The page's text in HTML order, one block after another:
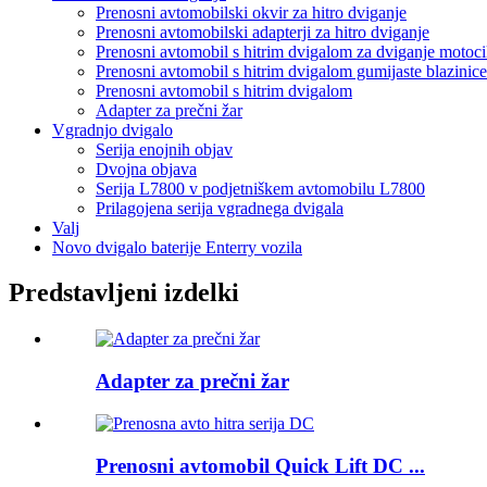
Prenosni avtomobilski okvir za hitro dviganje
Prenosni avtomobilski adapterji za hitro dviganje
Prenosni avtomobil s hitrim dvigalom za dviganje
Prenosni avtomobil s hitrim dvigalom gumijaste blazinice
Prenosni avtomobil s hitrim dvigalom
Adapter za prečni žar
Vgradnjo dvigalo
Serija enojnih objav
Dvojna objava
Serija L7800 v podjetniškem avtomobilu L7800
Prilagojena serija vgradnega dvigala
Valj
Novo dvigalo baterije Enterry vozila
Predstavljeni izdelki
Adapter za prečni žar
Prenosni avtomobil Quick Lift DC ...